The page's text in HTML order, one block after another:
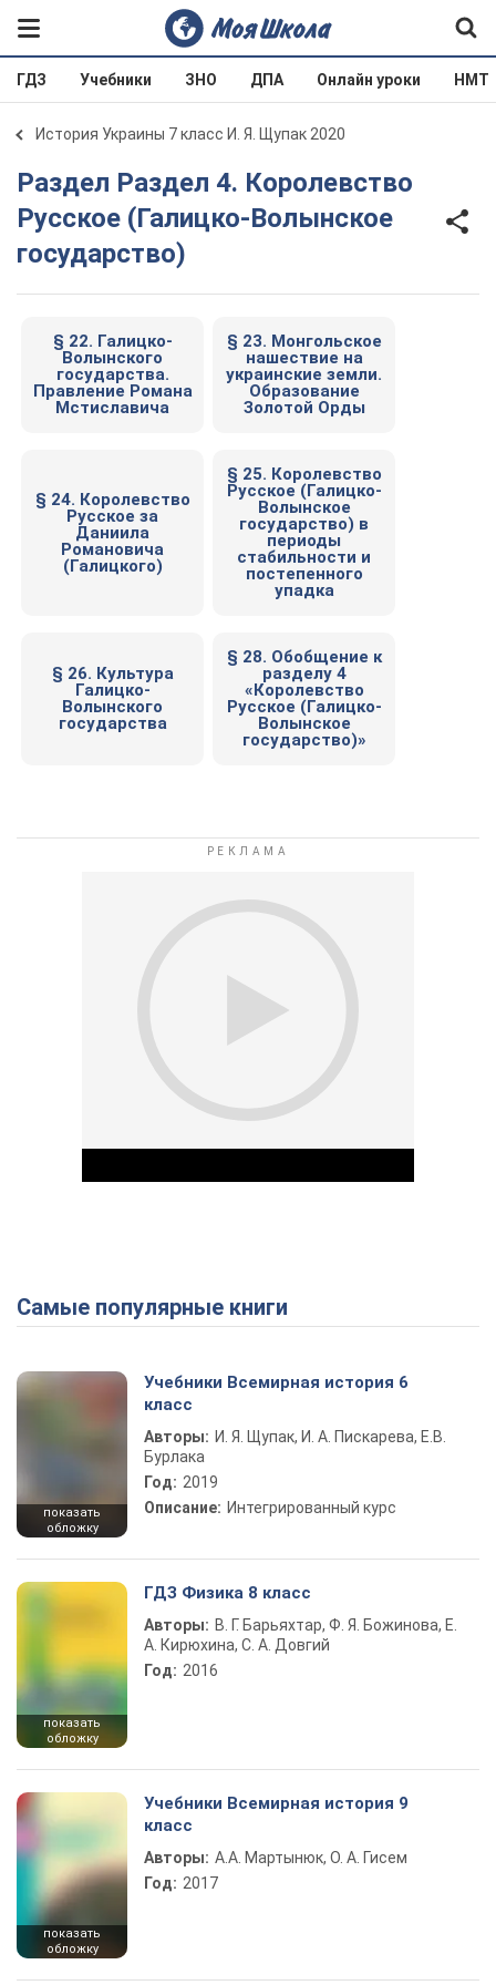
ГДЗ Учебники ЗНО ДПА Онлайн уроки НМТ
История Украины 7 класс И. Я. Щупак 2020
Раздел Раздел 4. Королевство
Русское (Галицко-Волынское
государство)
§ 22. Галицко-
Волынского
государства.
Правление Романа
Мстиславича
§ 23. Монгольское
нашествие на
украинские земли.
Образование
Золотой Орды
§ 24. Королевство
Русское за
Даниила
Романовича
(Галицкого)
§ 25. Королевство
Русское (Галицко-
Волынское
государство) в
периоды
стабильности и
постепенного
упадка
§ 26. Культура
Галицко-
Волынского
государства
§ 28. Обобщение к
разделу 4
«Королевство
Русское (Галицко-
Волынское
государство)»
Play Video
Самые популярные книги
показать
обложку
Учебники Всемирная история 6
класс
Авторы: И. Я. Щупак, И. А. Пискарева, Е.В.
Бурлака
Год: 2019
Описание: Интегрированный курс
показать
обложку
ГДЗ Физика 8 класс
Авторы: В. Г. Барьяхтар, Ф. Я. Божинова, Е.
А. Кирюхина, С. А. Довгий
Год: 2016
показать
обложку
Учебники Всемирная история 9
класс
Авторы: А.А. Мартынюк, О. А. Гисем
Год: 2017